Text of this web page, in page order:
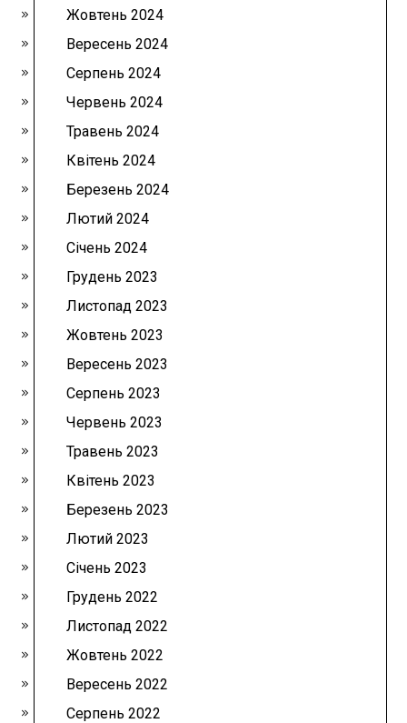
Жовтень 2024
Вересень 2024
Серпень 2024
Червень 2024
Травень 2024
Квітень 2024
Березень 2024
Лютий 2024
Січень 2024
Грудень 2023
Листопад 2023
Жовтень 2023
Вересень 2023
Серпень 2023
Червень 2023
Травень 2023
Квітень 2023
Березень 2023
Лютий 2023
Січень 2023
Грудень 2022
Листопад 2022
Жовтень 2022
Вересень 2022
Серпень 2022